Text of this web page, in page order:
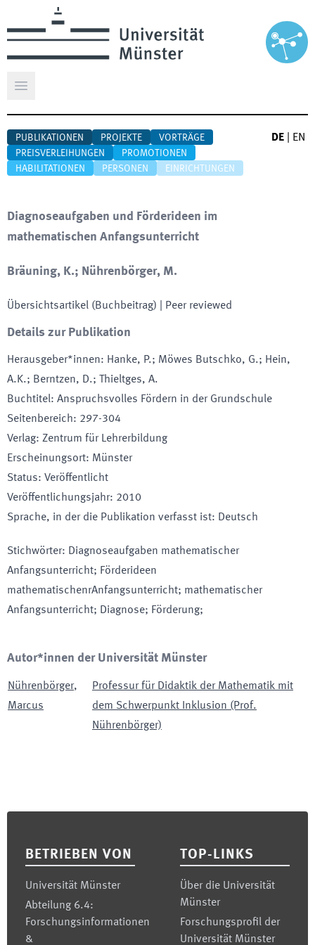
Hauptmenü öffnen
PUBLIKATIONEN PROJEKTE
VORTRÄGE
PREISVERLEIHUNGEN
PROMOTIONEN
HABILITATIONEN
PERSONEN EINRICHTUNGEN
DE EN
Diagnoseaufgaben und Förderideen im
mathematischen Anfangsunterricht
Bräuning, K.; Nührenbörger, M.
Übersichtsartikel (Buchbeitrag) | Peer reviewed
Details zur Publikation
Herausgeber*innen: Hanke, P.; Möwes Butschko, G.; Hein,
A.K.; Berntzen, D.; Thieltges, A.
Buchtitel: Anspruchsvolles Fördern in der Grundschule
Seitenbereich: 297-304
Verlag: Zentrum für Lehrerbildung
Erscheinungsort: Münster
Status: Veröffentlicht
Veröffentlichungsjahr: 2010
Sprache, in der die Publikation verfasst ist: Deutsch
Stichwörter: Diagnoseaufgaben mathematischer
Anfangsunterricht; Förderideen
mathematischenrAnfangsunterricht; mathematischer
Anfangsunterricht; Diagnose; Förderung;
Autor*innen der Universität Münster
Nührenbörger,
Marcus
Professur für Didaktik der Mathematik mit
dem Schwerpunkt Inklusion (Prof.
Nührenbörger)
BETRIEBEN VON
Universität Münster
Abteilung 6.4:
Forschungsinformationen
&
TOP-LINKS
Über die Universität
Münster
Forschungsprofil der
Universität Münster